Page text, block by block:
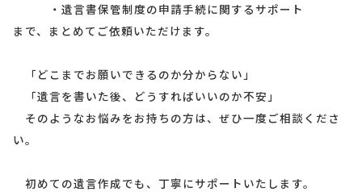
・遺言書保管制度の申請手続に関するサポート
まで、まとめてご依頼いただけます。
「どこまでお願いできるのか分からない」
「遺言を書いた後、どうすればいいのか不安」
そのようなお悩みをお持ちの方は、ぜひ一度ご相談くださ
い。
初めての遺言作成でも、丁寧にサポートいたします。